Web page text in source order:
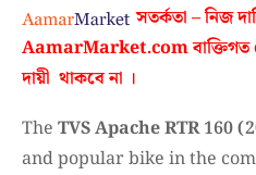
সতর্কতা – নিজ
AamarMarket.com
দায়ী থাকবে না ।
The TVS Apache RTR 160
and popular bike in the